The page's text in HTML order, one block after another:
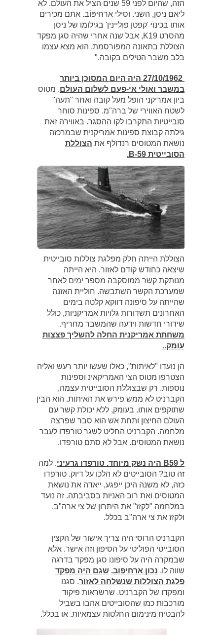
הזה, שהיום לפני 59 שנים הציל את העולם. לא
ליאם ניסן, השני. וסילי ארחיפּוֹב. אתם מכירים
אותו בכינוי 'קפטן פוליינין' בגילומו של ניסן
מהסרט K19, אבל שנה אחרי שהיה סגן מפקד
הצוללת בתאונה המפורסמת, הוא מצא עצמו
בלב משבר הטילים בקובה."
27/10/1962 היה היום המסוכן ביותר
במשבר ואולי אי-פעם לשלום העולם. מטוס
ביון אמריקני הופל מעל קובה ואחר "תעה"
לשטח האווירי של ברה"מ. ספינות סוחר
סובייטיות התקרבו לקו ההסגר. באווירה זאת
גילתה קבוצת ספינות אמריקנית שבמרכזה
נושאת המטוסים רנדולף את הצוללת
הסובייטית B-59.
הצוללת הייתה חלק מפלגת צוללות סובייטית
שיצאה כחודש קודם לאזור. היא הייתה
מנותקת קשר ממוסקבה מספר ימים לאחר
שמערכת הקשר השתבשה. חוליית האזנה
שהייתה על סיפונה דווקא קלטה בימים
האחרונים תשדורות גלויות אמריקניות, כולל
שידורי חדשות וידעה שהמשבר מחריף.
משחתת אמריקנית החלה להשליך פצצות
עומק..
הן נועדו "לאיתות", כאלו שעשו יותר רעש ואליה
הצטרפו מטוס הצי האמריקאינ וספינות
נוספות. רק שבצוללת הסובייטית עצמה,
הקברניט לא ממש פירש את האיתות. הוא הבין
שתוקפים אותו. בעומק, ללא יכולת קשר עם
העולם החיצון ותחת אש הוא סבר שפרצה
מלחמה. הקברניט החליט לשגר טורפדו לעבר
נושאת המטוסים. אבל לא סתם טורפדו.
ל B59 היה נשק מיוחד. טורפדו גרעיני
. למה
זה טוב? הסובייטים לא הלכו על דיוק. טורפדו
כזה, לא משנה היכן ייפגע, ייאדה את נושאת
המטוסים ואת רוב האניות בסביבתה. זה נועד
במלחמה "לקזז" את היתרון של צי ארה"ב.
ולקזז את צי ארה"ב בכלל.
הקברניט הרוסי היה צריך אישור של הקצין
הסובייטי הפוליטי על הסיפון וזה אישר. אלא
שבמקרה היה על סיפונו סגן מפקד בדרגה
שווה לו, נכון ארחיפוב. שגם היה מפקד
פלגת הצוללות שנשלחה לאזור. סגנו
ומפקדו של הקברניט. שרשראות פיקוד
מורכבות כמו שהסובייטים אהבו בשביל
להבטיח מינימום החלטות עצמאיות. או בכלל.